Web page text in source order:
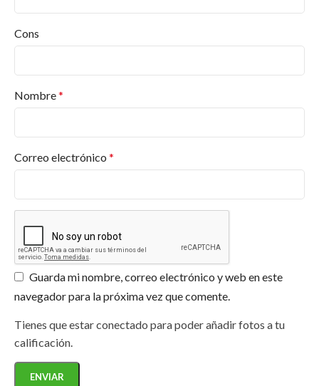
Desde pinturas para interiores y exteriores hasta
barnices, esmaltes, selladores, revestimientos, en
¿Ofrecen asesoramiento para proyectos
¿Los productos de Jafep son respetuosos con
el medio ambiente?
Cons
Nombre*
Correo electrónico *
Guarda mi nombre, correo electrónico y web en este
navegador para la próxima vez que comente.
Tienes que estar conectado para poder añadir fotos a tu
calificación.